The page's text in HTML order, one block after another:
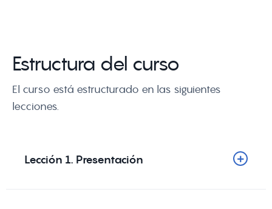
Estructura del curso
El curso está estructurado en las siguientes
lecciones.
Lección 1. Presentación